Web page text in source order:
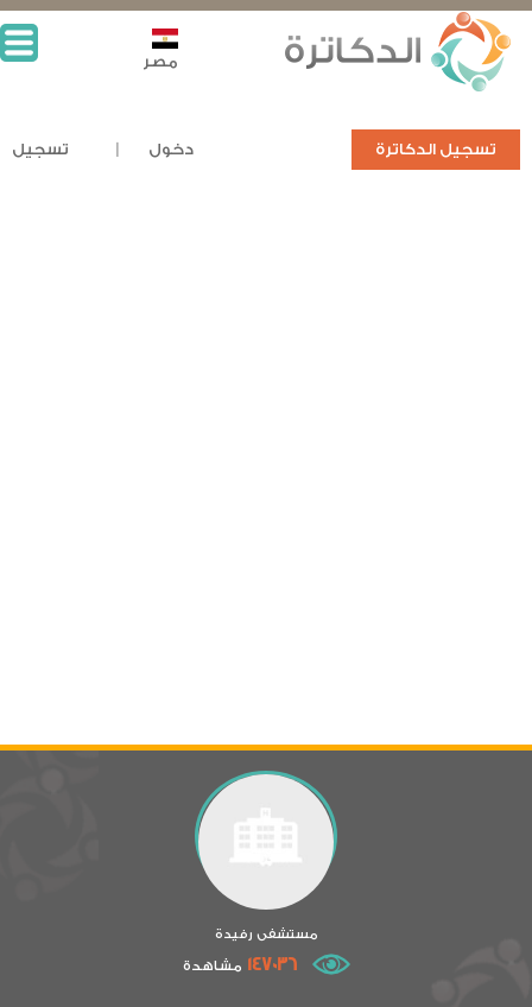
تسجيل الدكاترة دخول تسجيل
مصر
مستشفى رفيدة
147036 مشاهدة